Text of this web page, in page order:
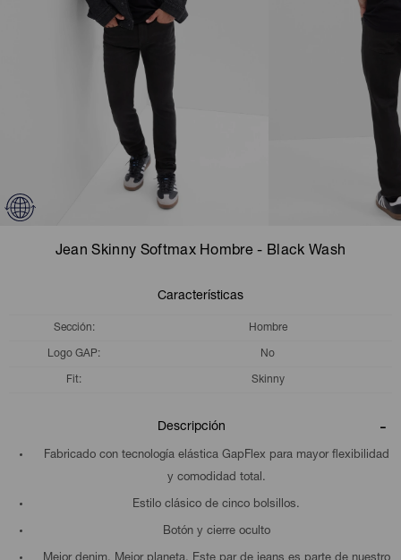
Jean Skinny Softmax Hombre - Black Wash
Características
Sección Hombre
Logo GAP No
Fit Skinny
Descripción
Fabricado con tecnología elástica GapFlex para mayor flexibilidad
y comodidad total.
Estilo clásico de cinco bolsillos.
Botón y cierre oculto
Musculosas
Vestidos y polleras
Calzas
Ropa interior